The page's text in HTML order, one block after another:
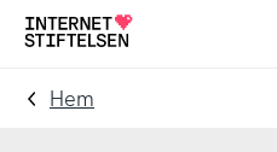
Till
navigering
Till
innehåll
Till
Hem